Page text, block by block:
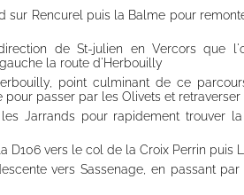
sur Rencurel puis la Balme pour
de St-julien en Vercors que
la route d'Herbouilly
point culminant de ce
pour passer par les Olivets et retraverser
Jarrands pour rapidement trouver
D106 vers le col de la Croix Perrin puis
vers Sassenage, en passant